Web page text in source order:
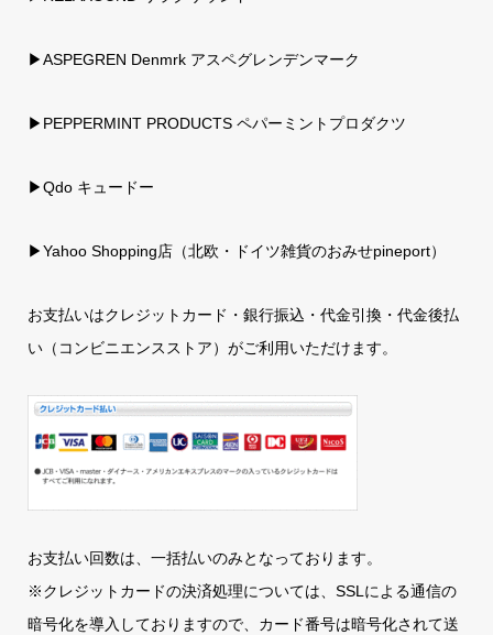
▶ASPEGREN Denmrk アスペグレンデンマーク
▶PEPPERMINT PRODUCTS ペパーミントプロダクツ
▶Qdo キュードー
▶Yahoo Shopping店（北欧・ドイツ雑貨のおみせpineport）
お支払いはクレジットカード・銀行振込・代金引換・代金後払
い（コンビニエンスストア）がご利用いただけます。
お支払い回数は、一括払いのみとなっております。
※クレジットカードの決済処理については、SSLによる通信の
暗号化を導入しておりますので、カード番号は暗号化されて送